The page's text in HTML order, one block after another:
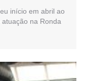
início em abril ao
na Ronda